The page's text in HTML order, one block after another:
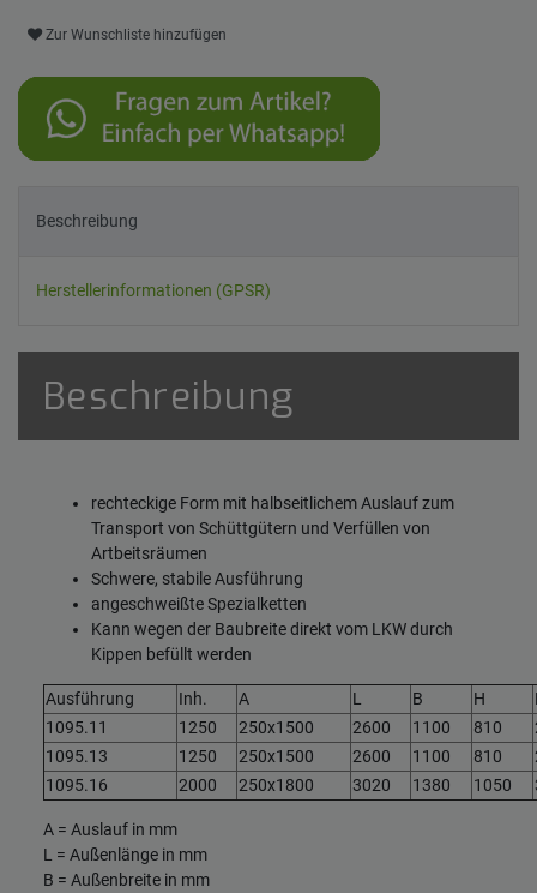
Zur Wunschliste hinzufügen
Beschreibung
Herstellerinformationen (GPSR)
Beschreibung
rechteckige Form mit halbseitlichem Auslauf zum
Transport von Schüttgütern und Verfüllen von
Artbeitsräumen
Schwere, stabile Ausführung
angeschweißte Spezialketten
Kann wegen der Baubreite direkt vom LKW durch
Kippen befüllt werden
Ausführung Inh. A L B H
1095.11
1250 250x1500 2600 1100 810
1095.13
1250 250x1500 2600 1100 810
1095.16
2000 250x1800 3020 1380 1050
A = Auslauf in mm
L = Außenlänge in mm
B = Außenbreite in mm